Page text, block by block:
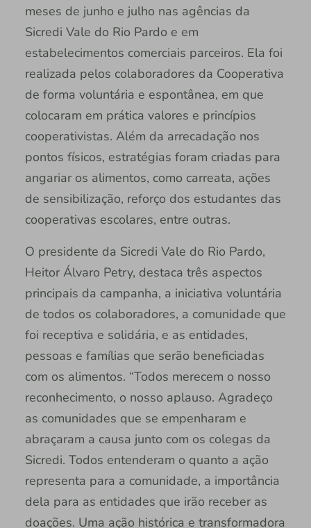
meses de junho e julho nas agências da
Sicredi Vale do Rio Pardo e em
estabelecimentos comerciais parceiros. Ela foi
realizada pelos colaboradores da Cooperativa
de forma voluntária e espontânea, em que
colocaram em prática valores e princípios
cooperativistas. Além da arrecadação nos
pontos físicos, estratégias foram criadas para
angariar os alimentos, como carreata, ações
de sensibilização, reforço dos estudantes das
cooperativas escolares, entre outras.
O presidente da Sicredi Vale do Rio Pardo,
Heitor Álvaro Petry, destaca três aspectos
principais da campanha, a iniciativa voluntária
de todos os colaboradores, a comunidade que
foi receptiva e solidária, e as entidades,
pessoas e famílias que serão beneficiadas
com os alimentos. “Todos merecem o nosso
reconhecimento, o nosso aplauso. Agradeço
as comunidades que se empenharam e
abraçaram a causa junto com os colegas da
Sicredi. Todos entenderam o quanto a ação
representa para a comunidade, a importância
dela para as entidades que irão receber as
doações. Uma ação histórica e transformadora